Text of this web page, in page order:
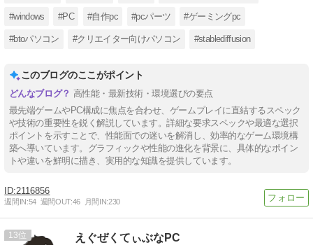
#windows #PC #自作pc #pcパーツ #ゲーミングpc
#btoパソコン #クリエイター向けパソコン #stablediffusion
このブログのここがポイント
高性能・最新技術・環境選びの要点
最先端ゲームやPC構成に焦点を合わせ、ゲームプレイに直結するスペック
や技術の重要性を鋭く解説しています。詳細な要求スペックや最適な選択
ポイントを示すことで、性能面での迷いを解消し、効率的なゲーム環境構
築へ導いています。グラフィックや性能の進化を背景に、具体的なポイン
トや違いを鮮明に描き、実用的な知識を提供しています。
2116856
週間IN:54 週間OUT:46 月間IN:230
13 えぐぜくてぃぶなPC